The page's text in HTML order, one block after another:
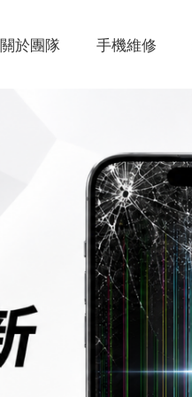
，
，
，
，
關於團隊 手機維修